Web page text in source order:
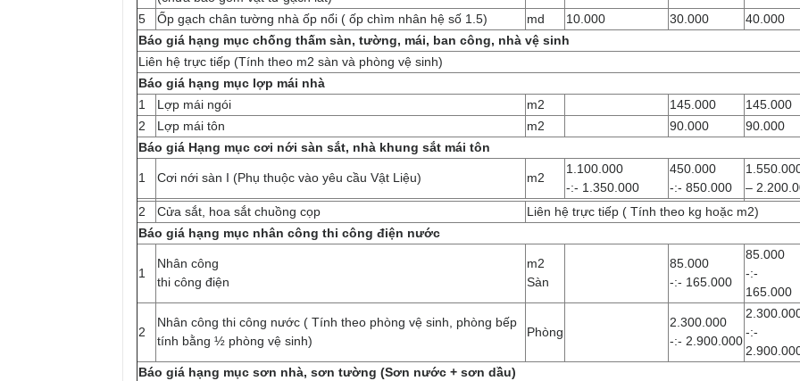
5 Ốp gạch chân tường nhà ốp nổi ( ốp chìm nhân hệ số 1.5) md 10.000 30.000
40.000
Báo giá hạng mục chống thấm sàn, tường, mái, ban công, nhà vệ sinh
Liên hệ trực tiếp (Tính theo m2 sàn và phòng vệ sinh)
Báo giá hạng mục lợp mái nhà
1
Lợp mái ngói m2 145.000
145.000
2
Lợp mái tôn m2 90.000
90.000
Báo giá Hạng mục cơi nới sàn sắt, nhà khung sắt mái tôn
1 Cơi nới sàn I (Phụ thuộc vào yêu cầu Vật Liệu) m2
1.100.000
-:- 1.350.000
450.000
-:- 850.000
–
2
Cửa sắt, hoa sắt chuồng cọp
Liên hệ trực tiếp ( Tính theo kg hoặc m2)
Báo giá hạng mục nhân công thi công điện nước
1
Nhân công
thi công điện
m2
Sàn
85.000
-:- 165.000
85.000
-:-
165.000
2
Nhân công thi công nước ( Tính theo phòng vệ sinh, phòng bếp
tính bằng ½ phòng vệ sinh)
Phòng
2.300.000
-:- 2.900.000
-:-
Báo giá hạng mục sơn nhà, sơn tường (Sơn nước + sơn dầu)